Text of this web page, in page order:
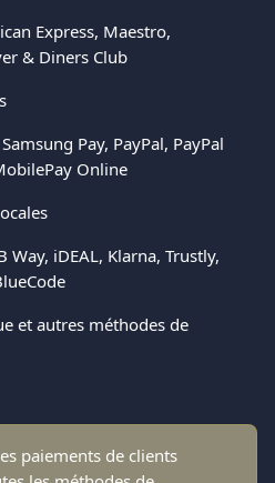
Express, Maestro,
& Diners Club
Pay, PayPal, PayPal
Online
Way, iDEAL, Klarna, Trustly,
et autres méthodes de
paiements de clients